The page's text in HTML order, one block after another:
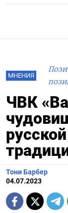
МНЕНИЯ
ЧВК
Тони Барбер
04.07.2023